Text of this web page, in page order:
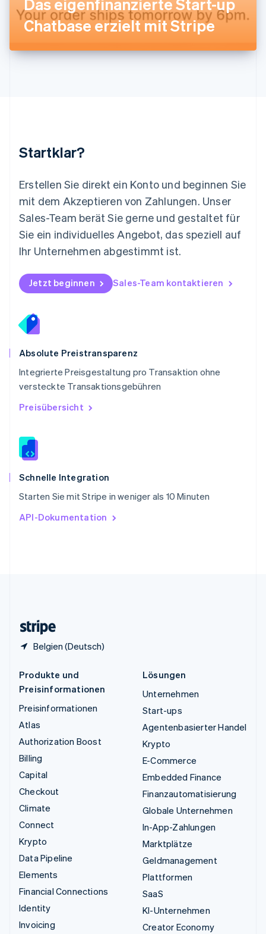
Das eigenfinanzierte Start-up
Chatbase erzielt mit Stripe
Startklar?
Erstellen Sie direkt ein Konto und beginnen Sie
mit dem Akzeptieren von Zahlungen. Unser
Sales-Team berät Sie gerne und gestaltet für
Sie ein individuelles Angebot, das speziell auf
Ihr Unternehmen abgestimmt ist.
Jetzt beginnen Sales-Team kontaktieren
Absolute Preistransparenz
Integrierte Preisgestaltung pro Transaktion ohne
versteckte Transaktionsgebühren
Preisübersicht
Schnelle Integration
Starten Sie mit Stripe in weniger als 10 Minuten
API-Dokumentation
Belgien (Deutsch)
Luxemburg
FrançaisDeutschEnglish
Malaysia
Malta
Nederlands English
Norwegen
Österreich
Polen
English
Portugal
Português English
Rumänien
Schweden
Svenska English
Deutsch
Singapur
English
Slowakei
Slowenien
EnglishItaliano
Sonderverwaltungsregion Hongkong,
Spanien
Thailand
ไทยEnglish
English
English
Produkte und
Preisinformationen
Preisinformationen
Atlas
Authorization Boost
Billing
Capital
Checkout
Climate
Connect
Krypto
Data Pipeline
Elements
Financial Connections
Identity
Invoicing
Lösungen
Unternehmen
Start-ups
Agentenbasierter Handel
Krypto
E-Commerce
Embedded Finance
Finanzautomatisierung
Globale Unternehmen
In-App-Zahlungen
Marktplätze
Geldmanagement
Plattformen
SaaS
KI-Unternehmen
Creator Economy